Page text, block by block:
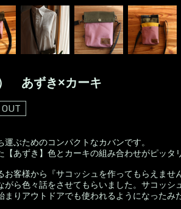
あずき×カーキ
ぶためのコンパクトなカバンです。
【あずき】色とカーキの組み合わせがピッタ
お客様から『サコッシュを作ってもらえま
がら色々話をさせてもらいました。サコッ
まりアウトドアでも使われるようになったみ